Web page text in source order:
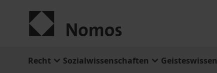
Recht Sozialwissenschaften